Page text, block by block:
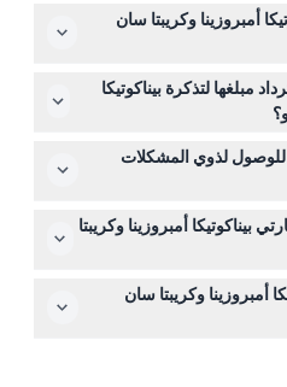
(قابل للتغيير — يرجى التأكد
لاستكشاف كل من
الأرض بشكل كامل.
أمبروزينا وكريبتا سان
الأطفال من عمر 0-5 سنوات يدخلون مجانًا، ولكن من
برفقة بالغ دفع. جميع الرضع والأطفال
للحجز.
مبلغها لتذكرة بيناكوتيكا
إلغاؤها، لذا تأكد من اختيار
للوصول لذوي المشكلات
مهيأة لاستعمال الكراسي
إذا كانت المشكلات الحركية
أمبروزينا وكريبتا
والمشروبات، والتدخين،
حول المكان، لذا خطط وفقًا
أمبروزينا وكريبتا سان